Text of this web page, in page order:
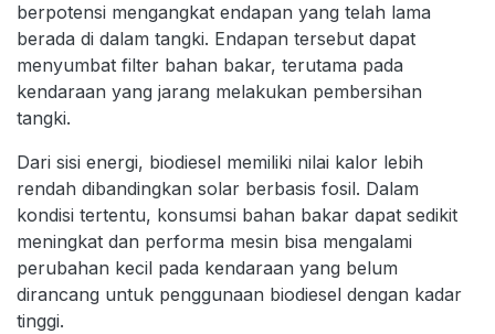
berpotensi mengangkat endapan yang telah lama
berada di dalam tangki. Endapan tersebut dapat
menyumbat filter bahan bakar, terutama pada
kendaraan yang jarang melakukan pembersihan
tangki.
Dari sisi energi, biodiesel memiliki nilai kalor lebih
rendah dibandingkan solar berbasis fosil. Dalam
kondisi tertentu, konsumsi bahan bakar dapat sedikit
meningkat dan performa mesin bisa mengalami
perubahan kecil pada kendaraan yang belum
dirancang untuk penggunaan biodiesel dengan kadar
tinggi.